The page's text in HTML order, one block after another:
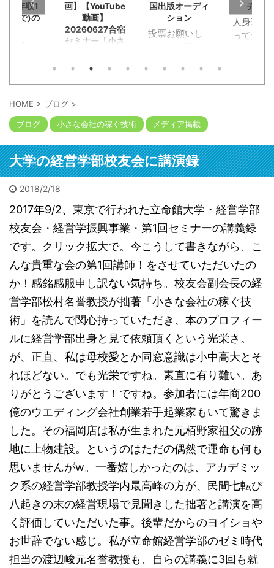
2025/12/11
野克己20250910セミナ
ー東京神田
地方の古ビル投資で家賃年
収1億(ひとりで)の友人
ビックリです。15年ぶり
に会った旧友が大成功し
てました。群馬県高崎で
不動産業を1人でやって
た広田さん。「事業に行
き詰まって引きこもって
る」噂は15年前に。久々
に会うととんでもないこ
とに。 【書評】地方の
寂れたシャッター街が
「宝の山」に変わる。
「ビル投資というブルー
オーシャンの歩き方」
不動産投資本／書評 ニ
ュース・「健美家」サイ
トより 皆さんはビル投
資、テナント投資につい
てどう思われるだろう
か。アパート・戸建てと
いった住居系の不動産投
資と比べて安定性、再現
性に欠けるので手を出さ
ないと決めている方も一
定数い ...
「小
本に
話100
催の
突破
YouTube
画】
連発！質
。主催の
の大家業
収入1億
。その経
は以下コ
欄に
国出版オーディ
ション
投票お願いし
ョンに応募。
恥知らず勘違
い野郎淑女約
120人が出版企
画書と概要
を。本の出版
考える人には
も出るでしょ
う。私も初出
版の時に言わ
れました。
「お前程度が
出せるならと
勇気が出た
よ」と。サイ
トは以下コメ
今はメチャク
チャな口述筆
記をAIが目次
構成かつ清書
するので誰で
も本は書けま
す。次回は5月
に開催されま
す。
https://shupp
an-
audition.com/
チを見た
人身事故！乗
ってた小田急
ーキが段階的
にかかってス
トップ。ビニ
ール袋に包ま
れた遺体は担
惑。3万人以上
に遅延他の影
響が。目撃者
は「飛び込ん
だ瞬間を見て
しまった。男
だ」と警察官
に。で、貴重
な機会だ。何
でも見てやろ
う。事後の線
路を追うと残
置物があっ
た。離れて2か
所に。ミンチ
だ。ピンク
の。たぶん切
断されたの
だ。職員と警
官？救急員？
が慣れた手つ
きで拾ってビ
ニール袋へ。
が、線路の敷
石ゴロゴロに
引っかかっ
て、水をかけ
ナー東京
HOME > ブログ >
ブログ 小さな会社の稼ぐ技術 メディア掲載
大学の経営学部校友会に講演録
2018/2/18
2017年9/2、東京で行われた立命館大学・経営学部
校友会・経営学振興事業・第1回セミナーの講義録
です。クリック拡大で。今こうして書きながら、こ
んな貴重な会の第1回講師！をさせていただいたの
か！感銘感服申し訳ない気持ち。校友会副会長の経
営学部松村名誉教授が拙著「小さな会社の稼ぐ技
術」を読んで関心持っていただき、本のプロフィー
ルに経営学部出身と見て依頼頂くという光栄さ。
が、正直、私は母校愛とか同窓意識は小中高大とそ
れほどない。でも光栄ですね。素直に有り難い。あ
りがとうございます！ですね。参加者には年商200
億のウエディング会社創業若手起業家もいて驚きま
した。その福岡店は私が生まれた元栢野家祖父の跡
地に上物建設。というのはただの偶然で運命も何も
思いませんがw。一番嬉しかったのは、アカデミッ
ク系の経営学部教授学内最高峰の方が、民間七転び
八起きの末の経営現場で見聞きした拙著と講演を高
く評価していただいた事。後輩だからのヨイショや
お世辞でない感じ。私が立命館経営学部のゼミ時代
担当の渡辺峻元名誉教授も、自らの講義に3回も就